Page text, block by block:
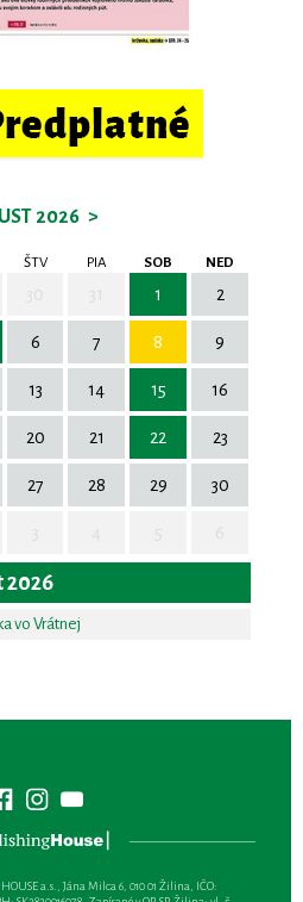
2026 >
ŠTV PIA SOB NED
1 2
6 7 8 9
13 14 15 16
20 21 22 23
27 28 29 30
2026
vo Vrátnej
a.s., Jána Milca 6, 010 01 Žilina, IČO: